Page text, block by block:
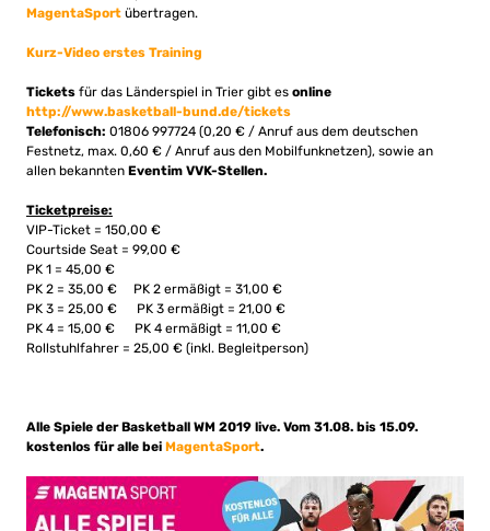
MagentaSport übertragen.
Kurz-Video erstes Training
Tickets für das Länderspiel in Trier gibt es online
http://www.basketball-bund.de/tickets
Telefonisch: 01806 997724 (0,20 € / Anruf aus dem deutschen
Festnetz, max. 0,60 € / Anruf aus den Mobilfunknetzen), sowie an
allen bekannten Eventim VVK-Stellen.
Ticketpreise:
VIP-Ticket = 150,00 €
Courtside Seat = 99,00 €
PK 1 = 45,00 €
PK 2 = 35,00 € PK 2 ermäßigt = 31,00 €
PK 3 = 25,00 € PK 3 ermäßigt = 21,00 €
PK 4 = 15,00 € PK 4 ermäßigt = 11,00 €
Rollstuhlfahrer = 25,00 € (inkl. Begleitperson)
Alle Spiele der Basketball WM 2019 live. Vom 31.08. bis 15.09.
kostenlos für alle bei MagentaSport.